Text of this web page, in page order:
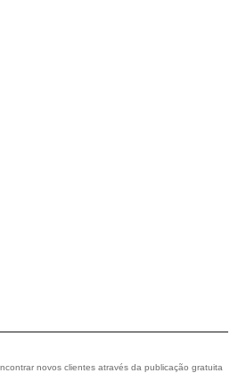
novos clientes através da publicação gratuita